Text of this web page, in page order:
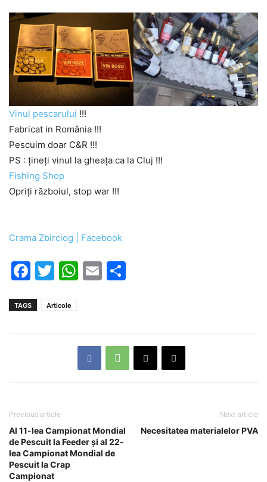
Vinul pescarului !!!
Fabricat in România !!!
Pescuim doar C&R !!!
PS : țineți vinul la gheața ca la Cluj !!!
Fishing Shop
Opriți războiul, stop war !!!
Crama Zbirciog | Facebook
Facebook
Twitter
WhatsApp
Email
TAGS Articole
Previous article
Al 11-lea Campionat Mondial
de Pescuit la Feeder și al 22-
lea Campionat Mondial de
Pescuit la Crap
Campionat
Next article
Necesitatea materialelor PVA